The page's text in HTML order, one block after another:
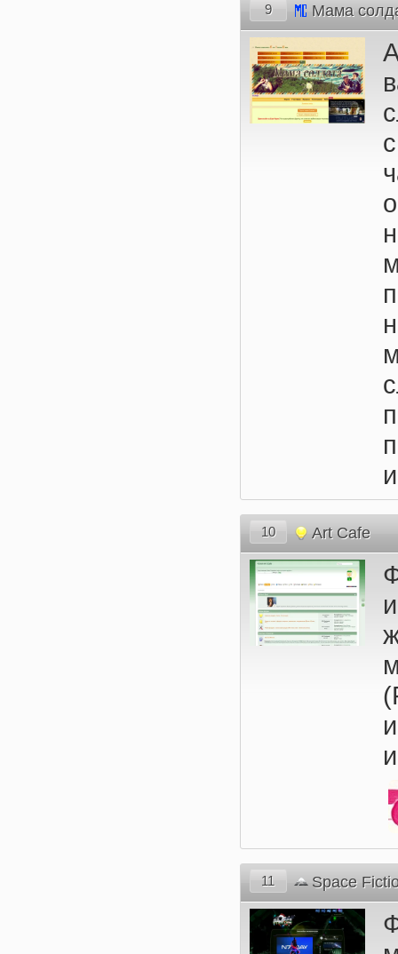
9 Мама
10 Art Cafe
11 Space